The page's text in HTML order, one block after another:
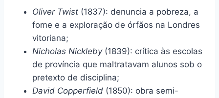
Oliver Twist (1837): denuncia a pobreza, a
fome e a exploração de órfãos na Londres
vitoriana;
Nicholas Nickleby(1839): crítica às escolas
de província que maltratavam alunos sob o
pretexto de disciplina;
David Copperfield (1850): obra semi-